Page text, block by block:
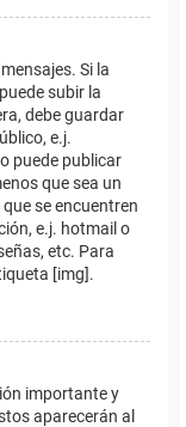
Si la
subir la
debe guardar
e.j.
puede publicar
que sea un
se encuentren
e.j. hotmail o
etc. Para
[img].
importante y
aparecerán al